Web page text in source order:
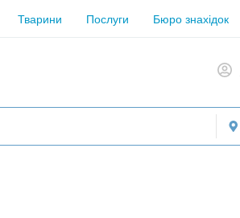
Тварини Послуги Бюро знахідок